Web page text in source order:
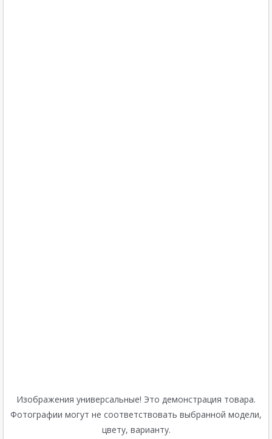
Изображения универсальные! Это демонстрация товара.
Фотографии могут не соответствовать выбранной модели,
цвету, варианту.